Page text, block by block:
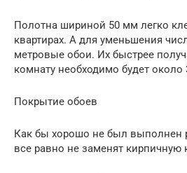
Полотна шириной 50 мм легко
квартирах. А для уменьшения
метровые обои. Их быстрее
комнату необходимо будет около
Покрытие обоев
Как бы хорошо не был выполнен
все равно не заменят кирпичную